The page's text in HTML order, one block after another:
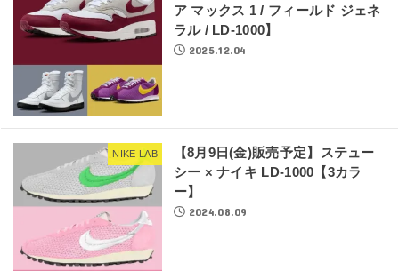
ア マックス 1 / フィールド ジェネ
ラル / LD-1000】
2025.12.04
NIKE LAB
【8月9日(金)販売予定】ステュー
シー × ナイキ LD-1000【3カラ
ー】
2024.08.09